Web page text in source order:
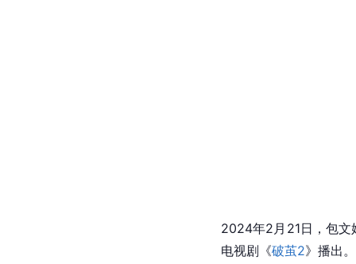
2024年2月21日，包文
电视剧《破茧2》播出。